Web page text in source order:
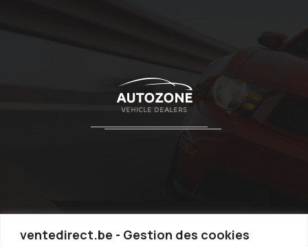
ventedirect.be - Gestion des cookies